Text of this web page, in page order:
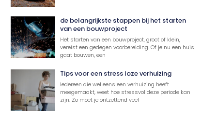
de belangrijkste stappen bij het starten
van een bouwproject
Het starten van een bouwproject, groot of klein,
vereist een gedegen voorbereiding. Of je nu een huis
gaat bouwen, een
Tips voor een stress loze verhuizing
Iedereen die wel eens een verhuizing heeft
meegemaakt, weet hoe stressvol deze periode kan
zijn. Zo moet je ontzettend veel